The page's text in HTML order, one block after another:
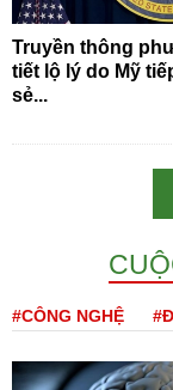
Truyền thông
tiết lộ lý do Mỹ
sẻ...
#CÔNG NGHỆ